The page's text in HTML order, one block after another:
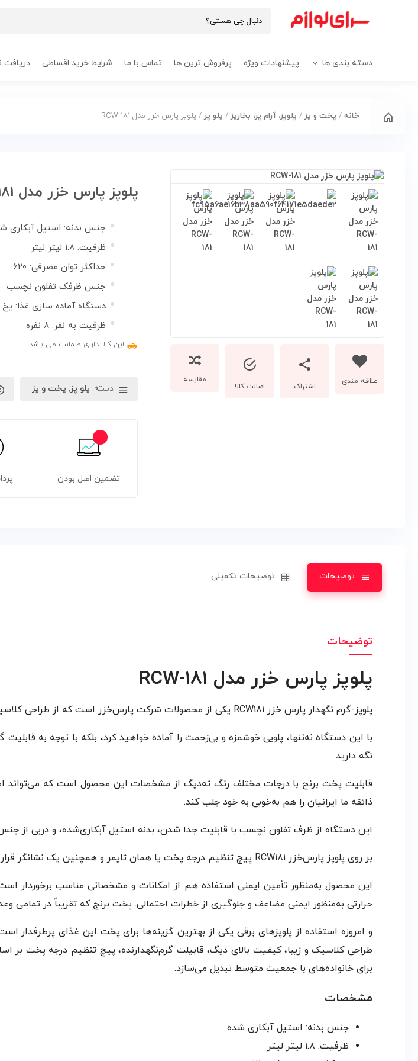
دسته بندی ها پیشنهادات ویژه پرفروش ترین ها تماس با ما شرایط خرید اقساطی دریافت
خانه / پخت و پز / پلوپز، آرام پز، بخارپز / پلو پز / پلوپز پارس خزر مدل RCW-181
اشتراک اصالت کالا
مقایسه
پلوپز پارس خزر مدل RCW-181
جنس بدنه: استیل آبکاری
ظرفیت: ۱.۸ لیتر لیتر
حداکثر توان مصرفی: ۶۲۰
جنس ظرفک تفلون نچسب
دستگاه آماده سازی غذا:
ظرفیت به نفر: ۸ نفره
این کالا دارای ضمانت می باشد
دسته: پلو پز, پخت و پز
تضمین اصل بودن
توضیحات توضیحات تکمیلی
توضیحات
پلوپز پارس خزر مدل RCW-181
پلوپز-گرم نگهدار پارس خزر RCW181 یکی از محصولات شرکت پارس‌خزر است که از طراحی کلاسیک و کارآمد، گنجایشی مناسب و کیفیتی مطلوب بهره می‌برد.
با این دستگاه نه‌تنها، پلویی خوشمزه و بی‌زحمت را آماده خواهید کرد، بلکه با توجه به
نگه دارید.
قابلیت پخت برنج با درجات مختلف رنگ ته‌دیگ از مشخصات این محصول است که می‌تواند
ذائقه ما ایرانیان را هم به‌خوبی به خود جلب کند.
این دستگاه از ظرف تفلون نچسب با قابلیت جدا شدن، بدنه استیل آبکاری‌شده، و دربی از
بر روی پلوپز پارس‌خزر RCW181 پیچ تنظیم درجه پخت یا همان تایمر و همچنین یک نشانگر قرار گرفته که به سهولت استفاده از دستگاه می‌افزاید.
این محصول به‌منظور تأمین ایمنی استفاده هم از امکانات و مشخصاتی مناسب برخوردار
حرارتی به‌منظور ایمنی مضاعف و جلوگیری از خطرات احتمالی. پخت برنج که تقریباً در تمامی
و امروزه استفاده از پلوپزهای برقی یکی از بهترین گزینه‌ها برای پخت این غذای پرطرفدار
برای خانواده‌های با جمعیت متوسط تبدیل می‌سازد.
مشخصات
جنس بدنه: استیل آبکاری شده
ظرفیت: ۱.۸ لیتر لیتر